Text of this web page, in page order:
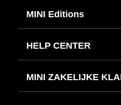
MINI Editions
HELP CENTER
MINI ZAKELIJKE